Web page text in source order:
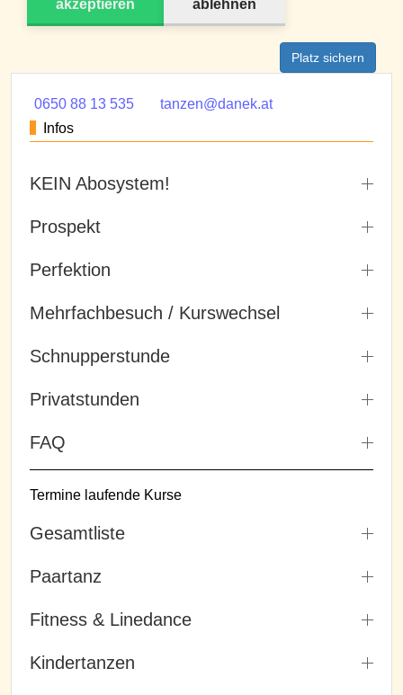
akzeptieren ablehnen
Platz sichern
0650 88 13 535
tanzen@danek.at
Infos
KEIN Abosystem!
Prospekt
Perfektion
Mehrfachbesuch / Kurswechsel
Schnupperstunde
Privatstunden
FAQ
Termine laufende Kurse
Gesamtliste
Paartanz
Fitness & Linedance
Kindertanzen